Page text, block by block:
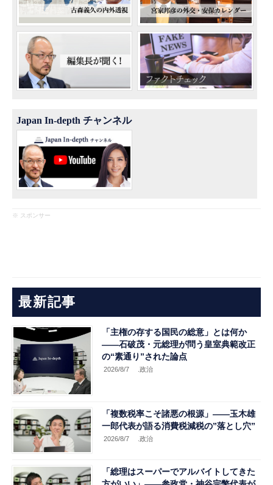
Japan In-depth チャンネル
※ スポンサー
最新記事
「主権の存する国民の総意」とは何か
――石破茂・元総理が問う皇室典範改正
の“素通り”された論点
2026/8/7 .政治
「複数税率こそ諸悪の根源」――玉木雄
一郎代表が語る消費税減税の”落とし穴”
2026/8/7 .政治
「総理はスーパーでアルバイトしてきた